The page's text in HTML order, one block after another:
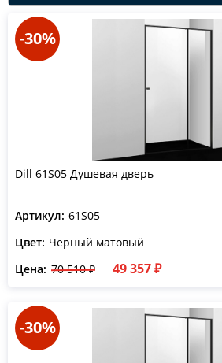
-30%
Dill 61S05 Душевая дверь
Артикул: 61S05
Цвет: Черный матовый
Цена: 70 510 ₽ 49 357 ₽
-30%